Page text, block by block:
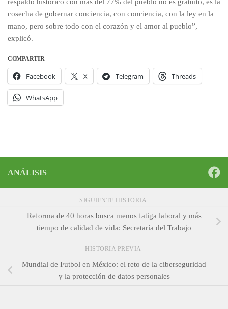
cosecha de gobernar conciencia, con conciencia, con la ley en la
mano, pero sobre todo con el corazón y el amor al pueblo”,
explicó.
COMPARTIR
Facebook X Telegram Threads
WhatsApp
ANÁLISIS
SIGUIENTE HISTORIA
Reforma de 40 horas busca menos fatiga laboral y más
tiempo de calidad de vida: Secretaría del Trabajo
HISTORIA PREVIA
Mundial de Futbol en México: el reto de la ciberseguridad
y la protección de datos personales